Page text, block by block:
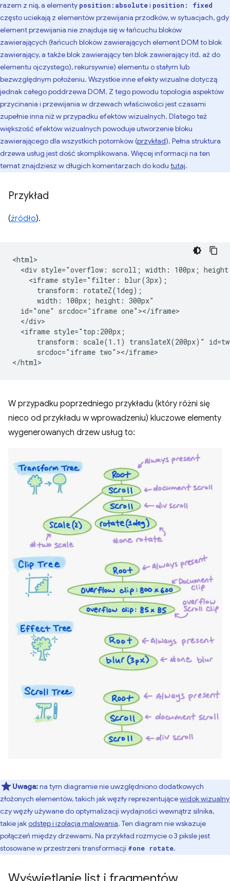
razem z nią, a elementy position:absolutei position: fixed
często uciekają z elementów przewijania przodków, w sytuacjach, gdy
element przewijania nie znajduje się w łańcuchu bloków
zawierających (łańcuch bloków zawierających element DOM to blok
zawierający, a także blok zawierający ten blok zawierający itd. aż do
elementu ojczystego), rekursywnie) elementu o stałym lub
bezwzględnym położeniu. Wszystkie inne efekty wizualne dotyczą
jednak całego poddrzewa DOM. Z tego powodu topologia aspektów
przycinania i przewijania w drzewach właściwości jest czasami
zupełnie inna niż w przypadku efektów wizualnych. Dlatego też
większość efektów wizualnych powoduje utworzenie bloku
zawierającego dla wszystkich potomków (przykład). Pełna struktura
drzewa usług jest dość skomplikowana. Więcej informacji na ten
temat znajdziesz w długich komentarzach do kodu tutaj.
Przykład
(źródło).
<html>
<div style="overflow: scroll; width: 100px;
    <iframe style="filter: blur(3px);
      transform: rotateZ(1deg);
      width: 100px; height: 300px"
  id="one" srcdoc="iframe one"></iframe>
  </div>
  <iframe style="top:200px;
transform: scale(1.1) translateX(200px)"
      srcdoc="iframe two"></iframe>
W przypadku poprzedniego przykładu (który różni się
nieco od przykładu w wprowadzeniu) kluczowe elementy
wygenerowanych drzew usług to:
Uwaga:na tym diagramie nie uwzględniono dodatkowych
złożonych elementów, takich jak węzły reprezentującewidok wizualny
czy węzły używane do optymalizacji wydajności wewnątrz silnika,
takie jakodstęp i izolacja malowania. Ten diagram nie wskazuje
połączeń między drzewami. Na przykład rozmycie o 3 piksle jest
stosowane w przestrzeni transformacji #one rotate.